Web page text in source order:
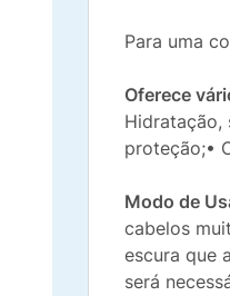
Para uma
Oferece
Hidratação,
proteção;•
Modo de
cabelos
escura que
será